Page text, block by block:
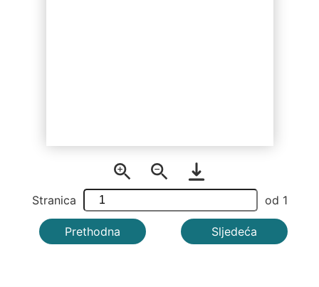
Stranica od 1
Prethodna Sljedeća